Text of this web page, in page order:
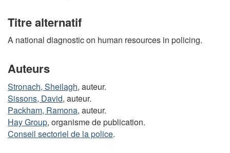
Titre alternatif
A national diagnostic on human resources in policing.
Auteurs
Stronach, Sheilagh, auteur.
Sissons, David, auteur.
Packham, Ramona, auteur.
Hay Group, organisme de publication.
Conseil sectoriel de la police.